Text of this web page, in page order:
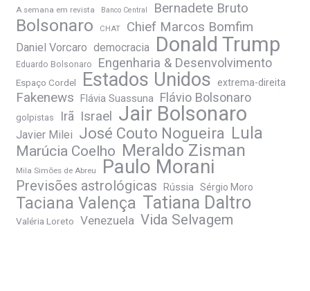
A semana em revista Banco Central Bernadete Bruto
Bolsonaro CHAT Chief Marcos Bomfim
Daniel Vorcaro democracia Donald Trump
Eduardo Bolsonaro Engenharia & Desenvolvimento
Espaço Cordel Estados Unidos extrema-direita
Fakenews Flávia Suassuna Flávio Bolsonaro
golpistas Irã Israel Jair Bolsonaro
Javier Milei José Couto Nogueira Lula
Marúcia Coelho Meraldo Zisman
Mila Simões de Abreu Paulo Morani
Previsões astrológicas Rússia Sérgio Moro
Taciana Valença Tatiana Daltro
Valéria Loreto Venezuela Vida Selvagem